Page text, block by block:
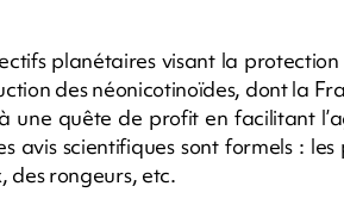
planétaires visant la
des néonicotinoïdes, dont la
une quête de profit en facilitant
avis scientifiques sont formels : les
des rongeurs, etc.